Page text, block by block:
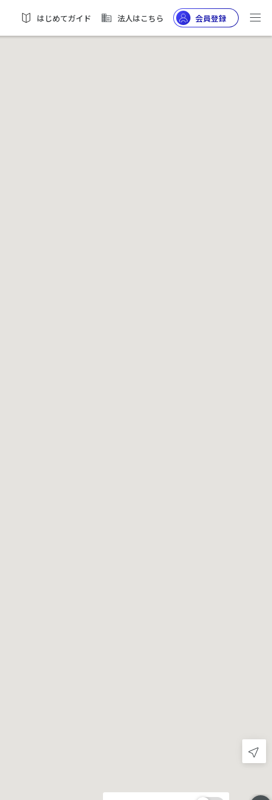
はじめてガイド 法人はこちら 会員登録